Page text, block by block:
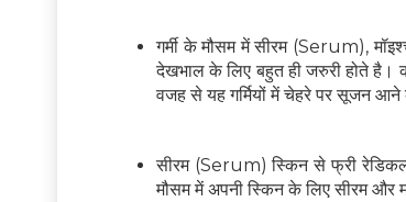
गर्मी के मौसम में सीरम (Serum),
देखभाल के लिए बहुत ही जरुरी होते
वजह से यह गर्मियों में चेहरे पर सूजन
सीरम (Serum) स्किन से फ्री
मौसम में अपनी स्किन के लिए सीरम